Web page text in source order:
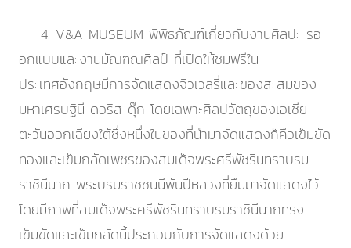
4. V&A MUSEUM พิพิธภัณฑ์เกี่ยวกับงานศิลปะ รอ
อกแบบและงานมัณฑณศิลป์ ที่เปิดให้ชมฟรีใน
ประเทศอังกฤษมีการจัดแสดงจิวเวลรี่และของสะสมของ
มหาเศรษฐินี ดอริส ดุ๊ก โดยเฉพาะศิลปวัตถุของเอเชีย
ตะวันออกเฉียงใต้ซึ่งหนึ่งในของที่นำมาจัดแสดงก็คือเข็มขัด
ทองและเข็มกลัดเพชรของสมเด็จพระศรีพัชรินทราบรม
ราชินีนาถ พระบรมราชชนนีพันปีหลวงที่ยืมมาจัดแสดงไว้
โดยมีภาพที่สมเด็จพระศรีพัชรินทราบรมราชินีนาถทรง
เข็มขัดและเข็มกลัดนี้ประกอบกับการจัดแสดงด้วย